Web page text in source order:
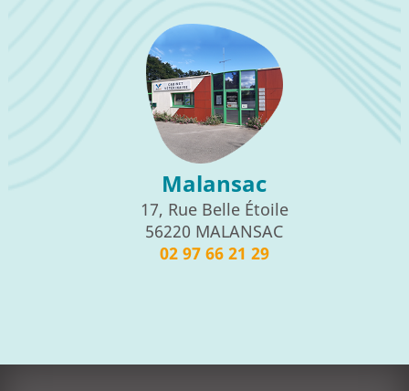
Malansac
17, Rue Belle Étoile
56220 MALANSAC
02 97 66 21 29